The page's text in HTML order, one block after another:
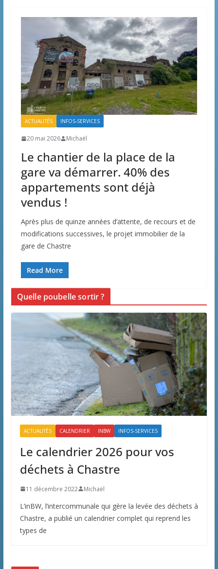
ACTUALITÉS INFOS-SERVICES
20 mai 2026 Michaël
Le chantier de la place de la
gare va démarrer. 40% des
appartements sont déjà
vendus !
Après plus de quinze années d’attente, de recours et de
modifications successives, le projet immobilier de la
gare de Chastre
Read More
Quelle poubelle sortir ?
ACTUALITÉS CALENDRIER INBW INFOS-SERVICES
Le calendrier 2026 pour vos
déchets à Chastre
11 décembre 2022 Michaël
L’inBW, l’intercommunale qui gère la levée des déchets à
Chastre, a publié un calendrier complet qui reprend les
types de